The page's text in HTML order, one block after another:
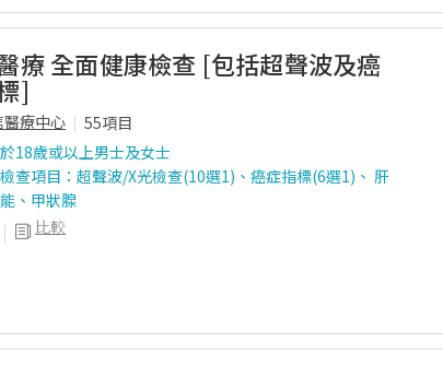
療 全面健康檢查 [包括超聲波及癌
]
醫療中心
55項目
18歲或以上男士及女士
查項目：超聲波/X光檢查(10選1)、癌症指標(6選1)、 肝
、甲狀腺
比較